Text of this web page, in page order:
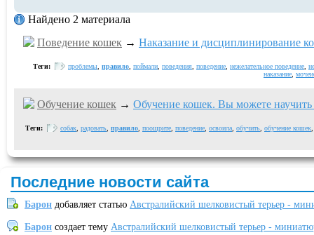
Найдено 2 материала
Поведение кошек → Наказание и дисциплинирование
Теги: проблемы правило поймали поведения поведение нежелательное поведение
наказание
Обучение кошек → Обучение кошек. Вы можете
Теги: собак радовать правило поощрите поведение освоила обучить обучение кошек
Последние новости сайта
Барон добавляет статью Австралийский шелковистый терьер -
Барон создает тему Австралийский шелковистый терьер -